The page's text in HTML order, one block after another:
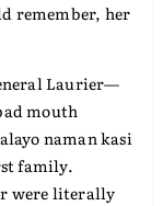
remember, her
Laurier—
mouth
naman kasi
family.
were literally